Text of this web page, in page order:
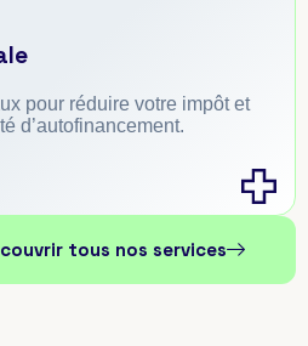
pour réduire votre impôt et
d’autofinancement.
tous nos services